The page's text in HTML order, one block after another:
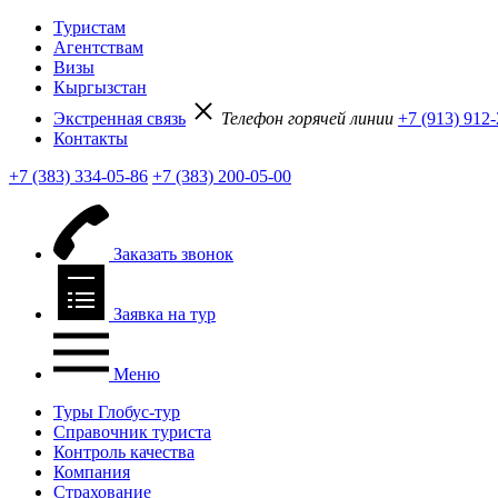
Туристам
Агентствам
Визы
Кыргызстан
Экстренная связь
Телефон горячей линии +7 (913)
Контакты
+7 (383) 334-05-86 +7 (383) 200-05-00
Заказать звонок
Заявка на тур
Меню
Туры Глобус-тур
Справочник туриста
Контроль качества
Компания
Страхование